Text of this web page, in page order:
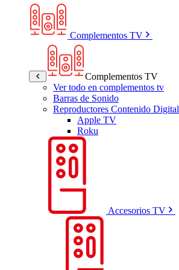
Complementos TV
Complementos TV
Ver todo en complementos tv
Barras de Sonido
Reproductores Contenido Digital
Apple TV
Roku
Accesorios TV